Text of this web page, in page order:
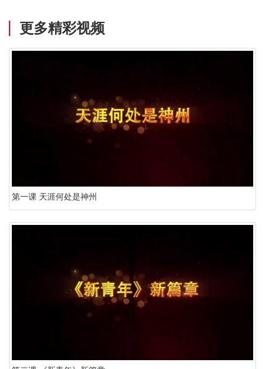
更多精彩视频
第一课 天涯何处是神州